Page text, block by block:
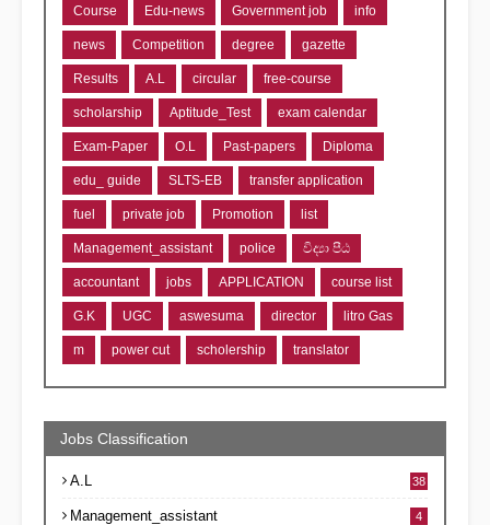
Course Edu-news Government job info
news Competition degree gazette
Results A.L circular free-course
scholarship Aptitude_Test exam calendar
Exam-Paper O.L Past-papers Diploma
edu_ guide SLTS-EB transfer application
fuel private job Promotion list
Management_assistant police විද්‍යා පීඨ
accountant jobs APPLICATION course list
G.K UGC aswesuma director litro Gas
m power cut scholership translator
Jobs Classification
A.L 38
Management_assistant 4